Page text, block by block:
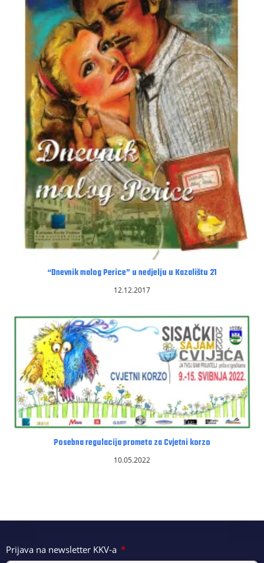
“Dnevnik malog Perice” u nedjelju u Kazalištu 21
12.12.2017
Posebna regulacija prometa za Cvjetni korzo
10.05.2022
Prijava na newsletter KKV-a